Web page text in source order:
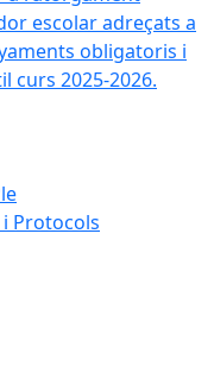
escolar adreçats a
obligatoris i
curs 2025-2026.
Protocols